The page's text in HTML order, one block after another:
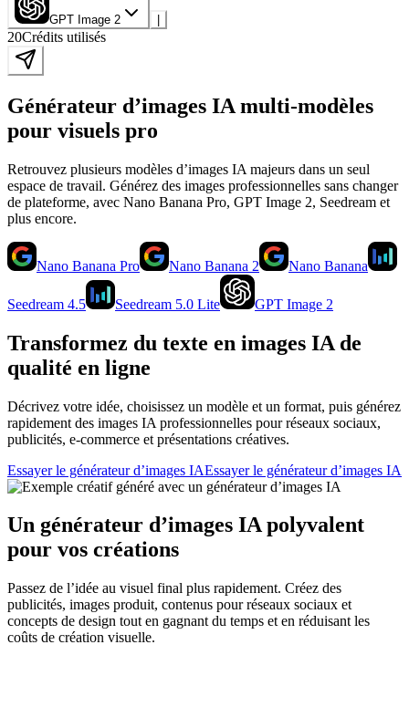
GPT Image 2
20Crédits utilisés
Générateur d’images IA multi-modèles
pour visuels pro
Retrouvez plusieurs modèles d’images IA majeurs dans un seul
espace de travail. Générez des images professionnelles sans changer
de plateforme, avec Nano Banana Pro, GPT Image 2, Seedream et
plus encore.
Nano Banana Pro Nano Banana 2 Nano Banana
Seedream 4.5 Seedream 5.0 Lite GPT Image 2
Transformez du texte en images IA de
qualité en ligne
Décrivez votre idée, choisissez un modèle et un format, puis générez
rapidement des images IA professionnelles pour réseaux sociaux,
publicités, e-commerce et présentations créatives.
Essayer le générateur d’images IAEssayer le générateur d’images IA
Un générateur d’images IA polyvalent
pour vos créations
Passez de l’idée au visuel final plus rapidement. Créez des
publicités, images produit, contenus pour réseaux sociaux et
concepts de design tout en gagnant du temps et en réduisant les
coûts de création visuelle.